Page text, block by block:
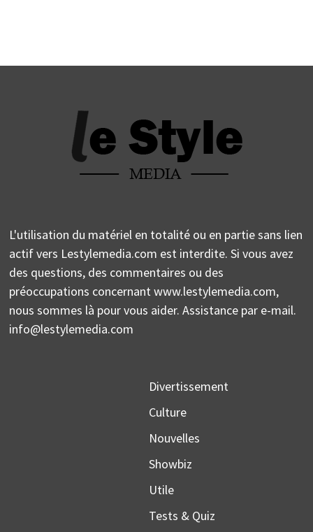
L'utilisation du matériel en totalité ou en partie sans lien
actif vers Lestylemedia.com est interdite. Si vous avez
des questions, des commentaires ou des
préoccupations concernant www.lestylemedia.com,
nous sommes là pour vous aider. Assistance par e-mail.
info@lestylemedia.com
Divertissement
Culture
Nouvelles
Showbiz
Utile
Tests & Quiz